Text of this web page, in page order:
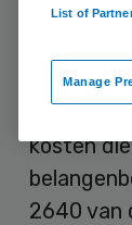
Eén op
kosten
2640 van
List of
Manage